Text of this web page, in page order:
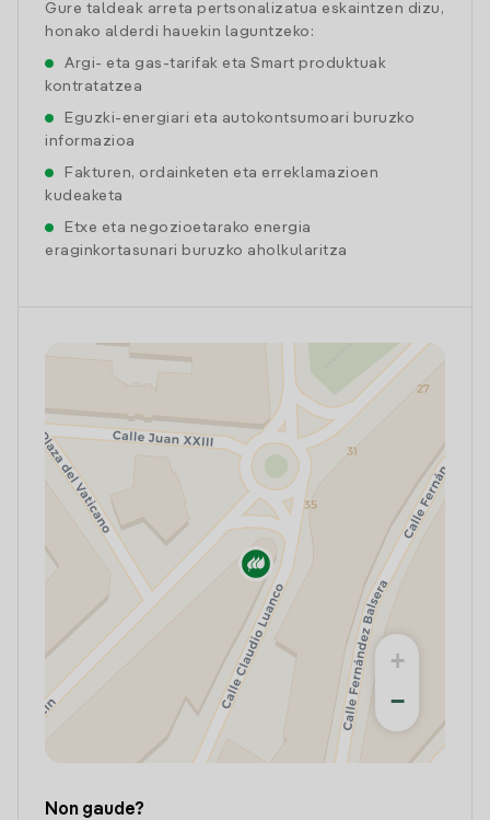
Gure taldeak arreta pertsonalizatua eskaintzen dizu,
honako alderdi hauekin laguntzeko:
Argi- eta gas-tarifak eta Smart produktuak
kontratatzea
Eguzki-energiari eta autokontsumoari buruzko
informazioa
Fakturen, ordainketen eta erreklamazioen
kudeaketa
Etxe eta negozioetarako energia
eraginkortasunari buruzko aholkularitza
+
−
Non gaude?